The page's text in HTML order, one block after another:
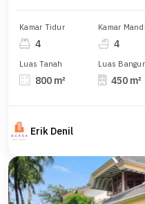
Kamar Tidur
4
Kamar Mandi
4
Luas Tanah
800 m²
Luas
450 m²
Erik Denil